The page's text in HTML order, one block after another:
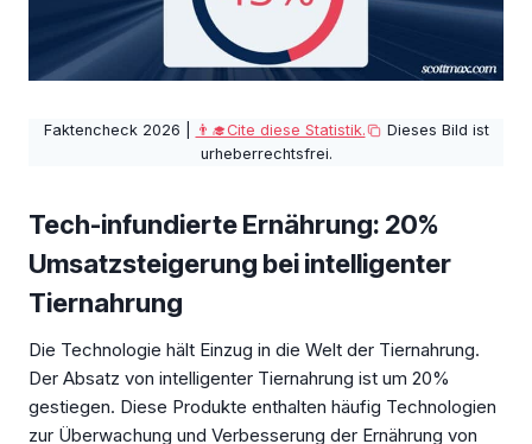
Faktencheck 2026 | 👨‍🎓Cite diese Statistik.
Dieses Bild ist
urheberrechtsfrei.
Tech-infundierte Ernährung: 20%
Umsatzsteigerung bei intelligenter
Tiernahrung
Die Technologie hält Einzug in die Welt der Tiernahrung.
Der Absatz von intelligenter Tiernahrung ist um 20%
gestiegen. Diese Produkte enthalten häufig Technologien
zur Überwachung und Verbesserung der Ernährung von